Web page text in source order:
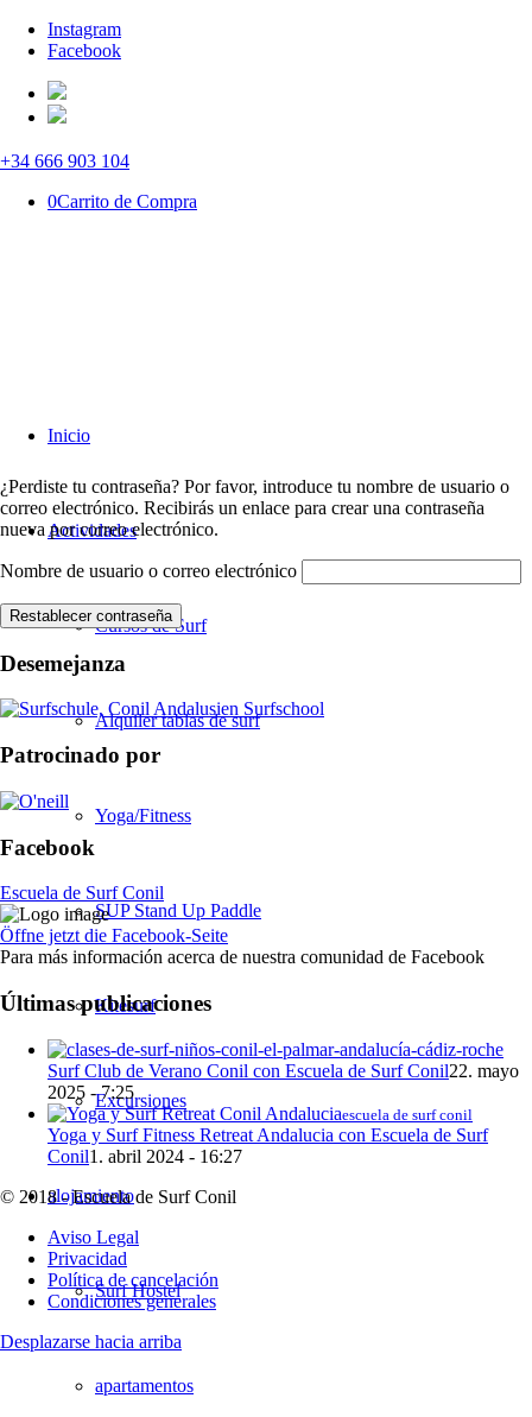
Instagram
Facebook
+34 666 903 104
0Carrito de Compra
Inicio
Actividades
Cursos de Surf
Alquiler tablas de surf
Yoga/Fitness
SUP Stand Up Paddle
Kitesurf
Excursiones
alojamiento
Surf Hostel
apartamentos
¿Perdiste tu contraseña? Por favor, introduce tu nombre de usuario o
correo electrónico. Recibirás un enlace para crear una contraseña
nueva por correo electrónico.
Nombre de usuario o correo electrónico
Restablecer contraseña
Desemejanza
Patrocinado por
Facebook
Escuela de Surf Conil
Öffne jetzt die Facebook-Seite
Para más información acerca de nuestra comunidad de Facebook
Últimas publicaciones
Surf Club de Verano Conil con Escuela de Surf Conil22. mayo
2025 - 7:25
escuela de surf conil
Yoga y Surf Fitness Retreat Andalucia con Escuela de Surf
Conil1. abril 2024 - 16:27
© 2018 - Escuela de Surf Conil
Aviso Legal
Privacidad
Política de cancelación
Condiciones generales
Desplazarse hacia arriba